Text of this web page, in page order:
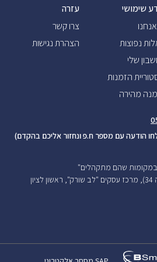
שימושי
נפוצות
שלי
הזמנות
מהירה
עזרה
צרו קשר
הצהרת נגישות
הודעה עם מספר ח.פ ונחזור אליכם בהקדם)
במקומות שהם מתקהלים"